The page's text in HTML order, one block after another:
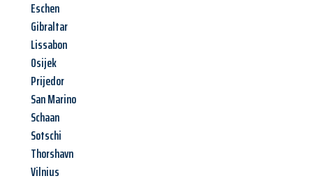
Eschen
Gibraltar
Lissabon
Osijek
Prijedor
San Marino
Schaan
Sotschi
Thorshavn
Vilnius